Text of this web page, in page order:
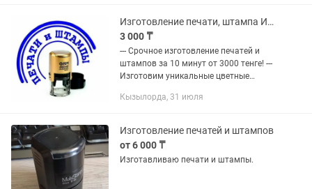
Изготовление печати, штампа Ип, Тоо. Мөр жасау. Цветные печати с логотипом.
3 000 ₸
--- Срочное изготовление печатей и
штампов за 10 минут от 3000 тенге! ---
Изготовим уникальные цветные
оснасток. --- Вы можете заказать
Кызылорда, 31 июля
Изготовление печатей и штампов
от 6 000 ₸
Изготавливаю печати и штампы.